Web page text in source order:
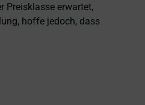
Preisklasse erwartet,
hoffe jedoch, dass